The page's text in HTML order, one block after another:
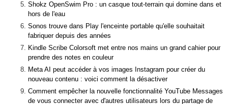
Shokz OpenSwim Pro : un casque tout-terrain qui domine dans et
hors de l'eau
Sonos trouve dans Play l'enceinte portable qu'elle souhaitait
fabriquer depuis des années
Kindle Scribe Colorsoft met entre nos mains un grand cahier pour
prendre des notes en couleur
Meta AI peut accéder à vos images Instagram pour créer du
nouveau contenu : voici comment la désactiver
Comment empêcher la nouvelle fonctionnalité YouTube Messages
de vous connecter avec d'autres utilisateurs lors du partage de